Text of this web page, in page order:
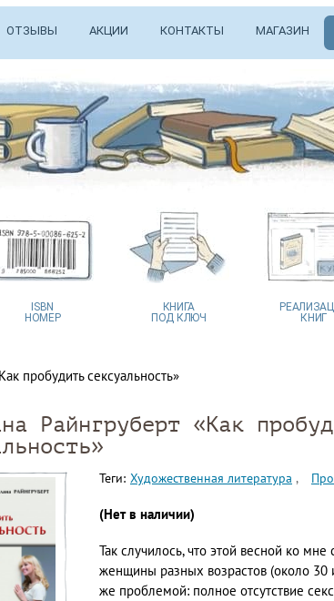
ОТЗЫВЫ АКЦИИ КОНТАКТЫ МАГАЗИН
ISBN
НОМЕР
КНИГА
ПОД КЛЮЧ
КНИГ
пробудить сексуальность»
Райнгруберт «Как
Теги: Художественная литература
(Нет в наличии)
Так случилось, что этой весной ко мне
женщины разных возрастов (около 30
же проблемой: полное отсутствие